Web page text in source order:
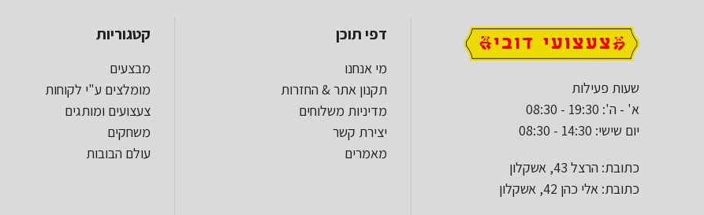
שעות פעילות
א' - ה': 19:30 - 08:30
יום שישי: 14:30 - 08:30
כתובת: הרצל 43, אשקלון
כתובת: אלי כהן 42, אשקלון
דפי תוכן
מי אנחנו
תקנון אתר & החזרות
מדיניות משלוחים
יצירת קשר
מאמרים
קטגוריות
מבצעים
מומלצים ע"י לקוחות
צעצועים ומותגים
משחקים
עולם הבובות